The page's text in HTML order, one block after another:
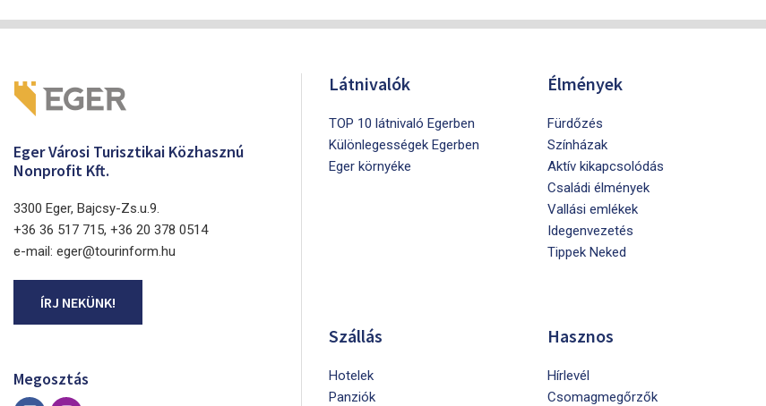
Eger Városi Turisztikai Közhasznú
Nonprofit Kft.
3300 Eger, Bajcsy-Zs.u.9.
+36 36 517 715, +36 20 378 0514
e-mail: eger@tourinform.hu
ÍRJ NEKÜNK!
Megosztás
Látnivalók
TOP 10 látnivaló Egerben
Különlegességek Egerben
Eger környéke
Élmények
Fürdőzés
Színházak
Aktív kikapcsolódás
Családi élmények
Vallási emlékek
Idegenvezetés
Tippek Neked
Szállás
Hotelek
Panziók
Hasznos
Hírlevél
Csomagmegőrzők